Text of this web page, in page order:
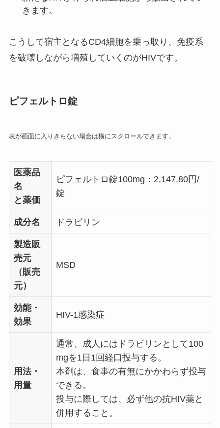
きます。
こうして宿主となるCD4細胞を乗っ取り、免疫系
を破壊しながら増殖していくのがHIVです。
ピフェルトロ錠
表が画面に入りきらない場合は横にスクロールできます。
医薬品
名
と薬価
ピフェルトロ錠100mg：2,147.80円/
錠
成分名 ドラビリン
製造販
売元
（販売
元）
MSD
効能・
効果
HIV-1感染症
用法・
用量
通常、成人にはドラビリンとして100
mgを1日1回経口投与する。
本剤は、食事の有無にかかわらず投与
できる。
投与に際しては、必ず他の抗HIV薬と
併用すること。